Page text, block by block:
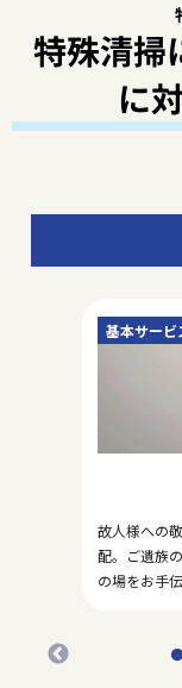
特殊清掃
に
基本サービ
故人様への
配。ご遺族
の場をお手